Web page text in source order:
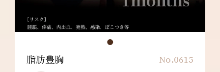
No.0615
脂肪豊胸